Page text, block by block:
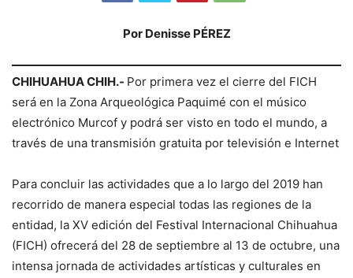
Por Denisse PÉREZ
CHIHUAHUA CHIH.- Por primera vez el cierre del FICH
será en la Zona Arqueológica Paquimé con el músico
electrónico Murcof y podrá ser visto en todo el mundo, a
través de una transmisión gratuita por televisión e Internet
Para concluir las actividades que a lo largo del 2019 han
recorrido de manera especial todas las regiones de la
entidad, la XV edición del Festival Internacional Chihuahua
(FICH) ofrecerá del 28 de septiembre al 13 de octubre, una
intensa jornada de actividades artísticas y culturales en